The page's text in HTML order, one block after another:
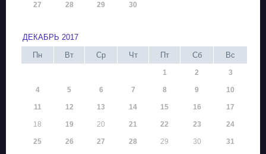
27 28 29 30
ДЕКАБРЬ 2017
Пн
Вт Ср Чт Пт Сб Вс
1 2 3
4 5 6 7 8 9 10
11 12 13 14 15 16 17
18 19 20 21 22 23 24
25 26 27 28 29 30 31